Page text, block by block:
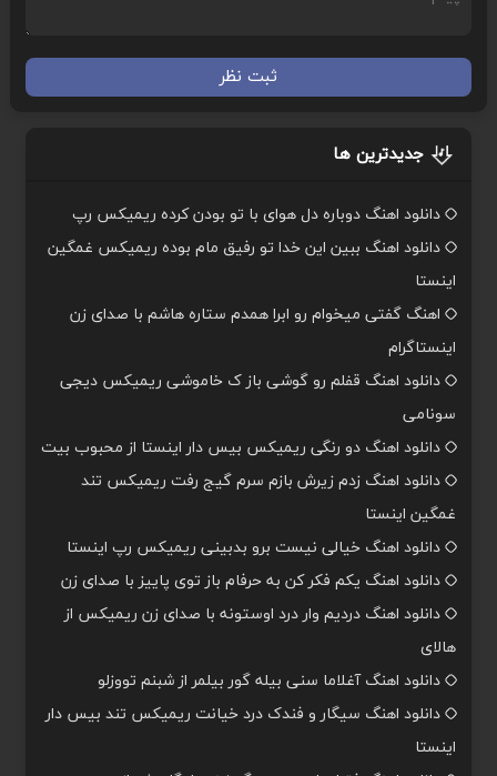
ثبت نظر
جدیدترین ها
دانلود اهنگ دوباره دل هوای با تو بودن کرده ریمیکس رپ
دانلود اهنگ ببین این خدا تو رفیق مام بوده ریمیکس غمگین
اینستا
اهنگ گفتی میخوام رو ابرا همدم ستاره هاشم با صدای زن
اینستاگرام
دانلود اهنگ قفلم رو گوشی باز ک خاموشی ریمیکس دیجی
سونامی
دانلود اهنگ دو رنگی ریمیکس بیس دار اینستا از محبوب بیت
دانلود اهنگ زدم زیرش بازم سرم گیج رفت ریمیکس تند
غمگین اینستا
دانلود اهنگ خیالی نیست برو بدبینی ریمیکس رپ اینستا
دانلود اهنگ یکم فکر کن به حرفام باز توی پاییز با صدای زن
دانلود اهنگ دردیم وار درد اوستونه با صدای زن ریمیکس از
هالای
دانلود اهنگ آغلاما سنی بیله گور بیلمر از شبنم تووزلو
دانلود اهنگ سیگار و فندک درد خیانت ریمیکس تند بیس دار
اینستا